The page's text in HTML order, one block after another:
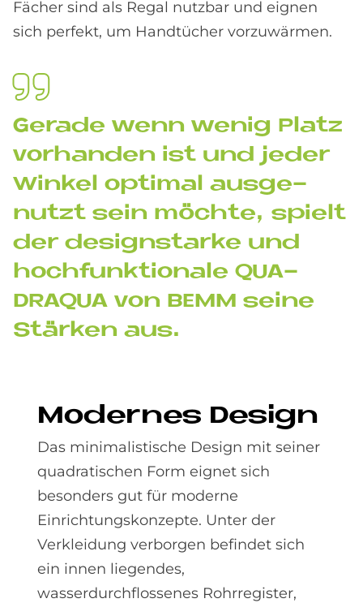
Fächer sind als Regal nutzbar und eignen
sich perfekt, um Handtücher vorzuwärmen.
Ge­ra­de wenn we­nig Pla­tz
vor­han­den ist und je­der
Win­kel op­ti­mal aus­ge­
nut­zt sein möch­te, spielt
der de­sign­star­ke und
hoch­funk­tio­na­le QUA­
DRAQUA von BEMM sei­ne
Stär­ken aus.
Mo­der­nes De­sign
Das minimalistische Design mit seiner
quadratischen Form eignet sich
besonders gut für moderne
Einrichtungskonzepte. Unter der
Verkleidung verborgen befindet sich
ein innen liegendes,
wasserdurchflossenes Rohrregister,